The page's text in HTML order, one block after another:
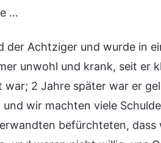
…
der Achtziger und wurde in
unwohl und krank, seit er
war; 2 Jahre später war er
wir machten viele
befürchteten,